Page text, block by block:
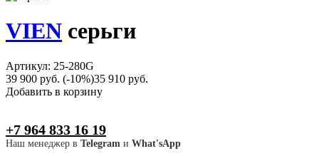
VIEN серьги
Артикул: 25-280G
39 900 руб. (-10%)35 910 руб.
Добавить в корзину
+7 964 833 16 19
Наш менеджер в Telegram и What'sApp